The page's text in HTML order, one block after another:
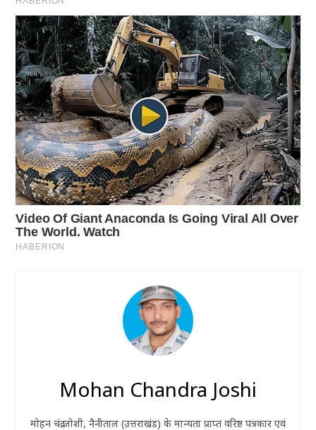
Mohan Chandra Joshi
मोहन चंद्र जोशी, नैनीताल (उत्तराखंड) के मान्यता प्राप्त वरिष्ठ पत्रकार एवं